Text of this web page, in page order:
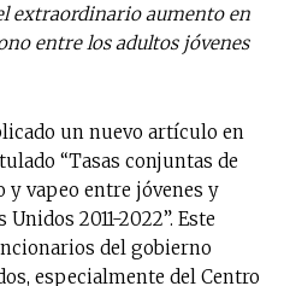
extraordinario aumento en
entre los adultos jóvenes
un nuevo artículo en
“Tasas conjuntas de
y vapeo entre jóvenes y
2011-2022”. Este
del gobierno
especialmente del Centro